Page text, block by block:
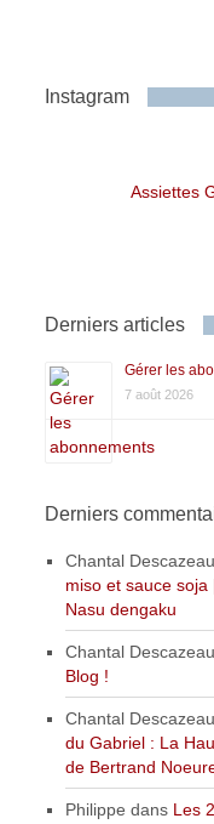
Instagram
Assiettes
Derniers articles
Gérer les
7 août 2026
Derniers
Chantal
miso et sauce
Nasu dengaku
Chantal
Blog !
Chantal
du Gabriel : La
de Bertrand
Philippe dans Les